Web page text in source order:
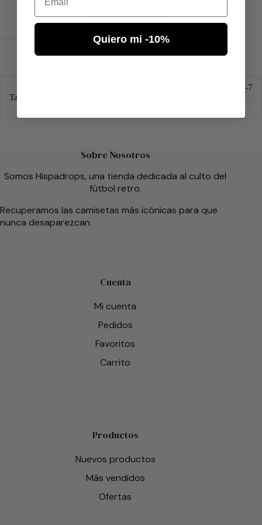
Información adicional
Talla
16 (3-4 AÑOS), 18 (4-5 AÑOS), 20 (5-6 AÑOS), 22 (6-7
Sobre Nosotros
Somos Hispadrops, una tienda dedicada al culto del
fútbol retro.
Recuperamos las camisetas más icónicas para que
nunca desaparezcan.
Cuenta
Mi cuenta
Pedidos
Favoritos
Carrito
Productos
Nuevos productos
Más vendidos
Ofertas
Quiero mi -10%